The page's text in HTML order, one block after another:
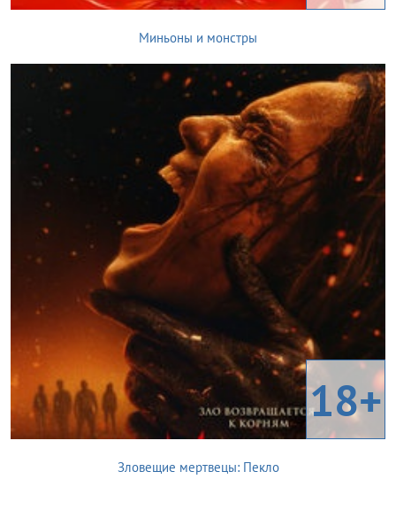
Миньоны и монстры
18+
Зловещие мертвецы: Пекло